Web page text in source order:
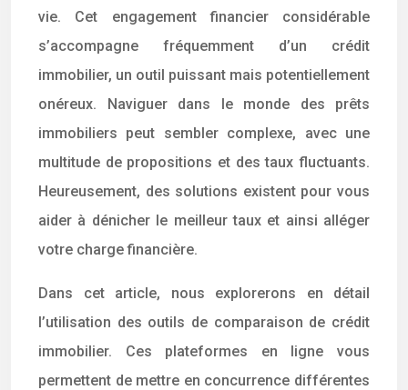
vie. Cet engagement financier considérable
s’accompagne fréquemment d’un crédit
immobilier, un outil puissant mais potentiellement
onéreux. Naviguer dans le monde des prêts
immobiliers peut sembler complexe, avec une
multitude de propositions et des taux fluctuants.
Heureusement, des solutions existent pour vous
aider à dénicher le meilleur taux et ainsi alléger
votre charge financière.
Dans cet article, nous explorerons en détail
l’utilisation des outils de comparaison de crédit
immobilier. Ces plateformes en ligne vous
permettent de mettre en concurrence différentes